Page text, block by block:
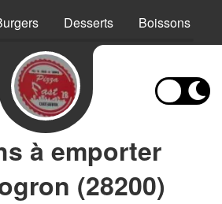
Desserts Boissons
à emporter
(28200)